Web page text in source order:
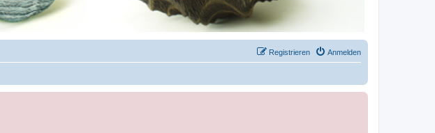
Anmelden
Registrieren